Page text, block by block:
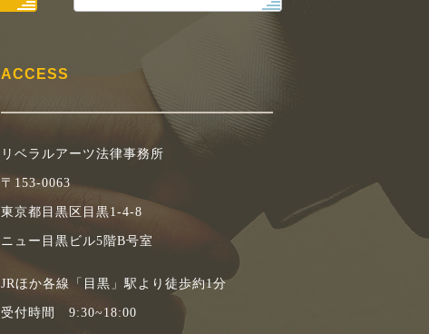
ACCESS
リベラルアーツ法律事務所
〒153-0063
東京都目黒区目黒1-4-8
ニュー目黒ビル5階B号室
JRほか各線「目黒」駅より徒歩約1分
受付時間 9:30~18:00